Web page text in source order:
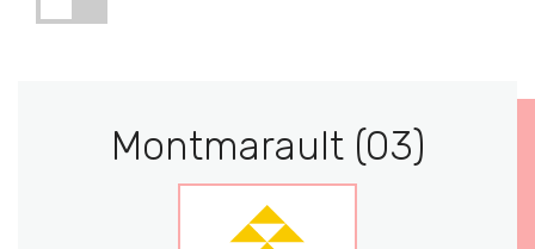
Montmarault (03)